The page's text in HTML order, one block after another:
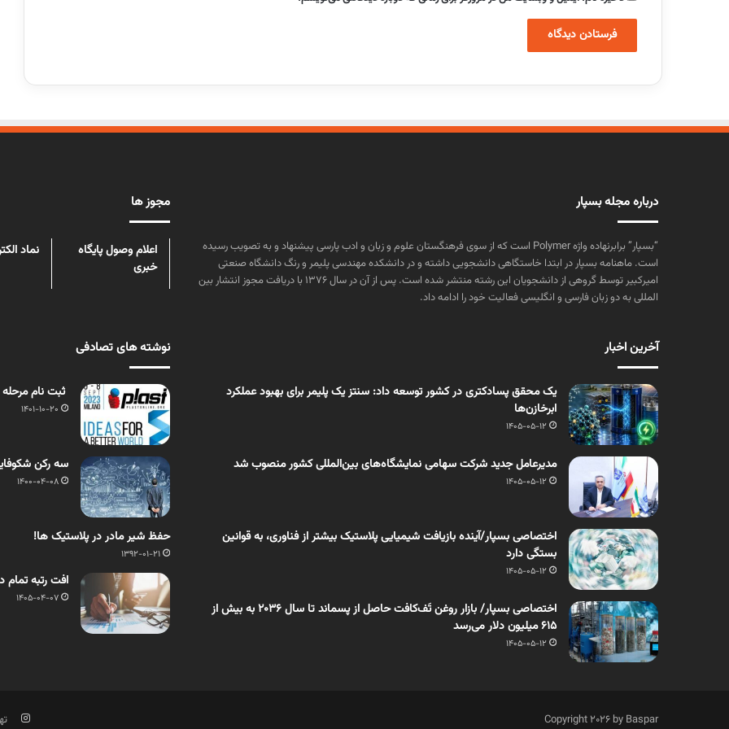
درباره مجله بسپار
“بسپار” برابرنهاده واژه Polymer است که از سوی فرهنگستان علوم و زبان و ادب پارسی پیشنهاد و به تصویب رسیده
است. ماهنامه بسپار در ابتدا خاستگاهی دانشجویی داشته و در دانشکده مهندسی پلیمر و رنگ دانشگاه صنعتی
امیرکبیر توسط گروهی از دانشجویان این رشته منتشر شده است. پس از آن در سال ۱۳۷۶ با دریافت مجوز انتشار بین
المللی به دو زبان فارسی و انگلیسی فعالیت خود را ادامه داد.
مجوز ها
اعلام وصول پایگاه
خبری
نماد
آخرین اخبار
یک محقق پسادکتری در کشور توسعه داد: سنتز یک پلیمر برای بهبود عملکرد
ابرخازن‌ها
1405-05-12
مدیرعامل جدید شرکت سهامی نمایشگاه‌های بین‌المللی کشور منصوب شد
1405-05-12
اختصاصی بسپار/آینده بازیافت شیمیایی پلاستیک بیشتر از فناوری، به قوانین
بستگی دارد
1405-05-12
اختصاصی بسپار/ بازار روغن تَف‌کافت حاصل از پسماند تا سال ۲۰۳۶ به بیش از
۶۱۵ میلیون دلار می‌رسد
1405-05-12
نوشته های تصادفی
ثبت نام مرحله اول
1401-10-20
سه رکن
1400-04-08
حفظ شیر مادر در پلاستیک ها!
1392-01-21
افت رتبه تمام
1405-04-07
Copyright 2026 by Baspar